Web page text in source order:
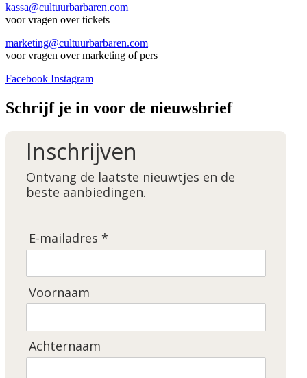
kassa@cultuurbarbaren.com
voor vragen over tickets
marketing@cultuurbarbaren.com
voor vragen over marketing of pers
Facebook Instagram
Schrijf je in voor de nieuwsbrief
Inschrijven
Ontvang de laatste nieuwtjes en de
beste aanbiedingen.
E-mailadres *
Voornaam
Achternaam